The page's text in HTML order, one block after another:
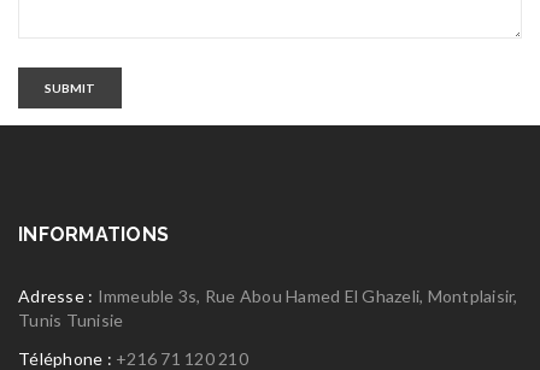
SUBMIT
INFORMATIONS
Adresse : Immeuble 3s, Rue Abou Hamed El Ghazeli, Montplaisir,
Tunis Tunisie
Téléphone : +216 71 120 210